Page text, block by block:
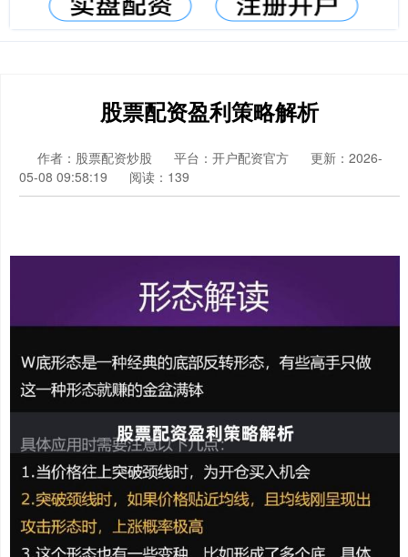
股票配资盈利策略解析
作者：股票配资炒股 平台：开户配资官方
更新：2026-
05-08 09:58:19
阅读：139